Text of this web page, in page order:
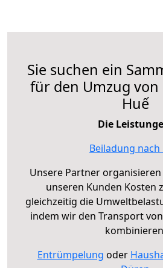
Sie suchen ein
für den Umzug von
Huế
Die
Beiladung nach
Unsere Partner
unseren Kunden Kosten
gleichzeitig die
indem wir den Transport
Entrümpelung oder